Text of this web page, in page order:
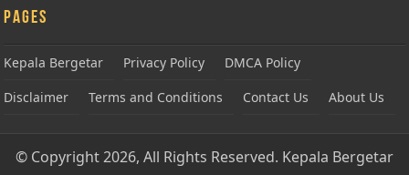
Pages
Kepala Bergetar Privacy Policy
DMCA Policy
Disclaimer
Terms and Conditions Contact Us About Us
© Copyright 2026, All Rights Reserved. Kepala Bergetar